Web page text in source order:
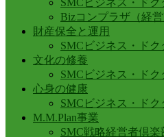
SMCビジネス・ド
Bizコンプラザ（経営
財産保全と運用
SMCビジネス・ドク
文化の修養
SMCビジネス・ドク
心身の健康
SMCビジネス・ドク
M.M.Plan事業
SMC戦略経営者倶楽